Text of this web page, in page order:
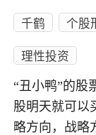
千鹤 个股
理性投资
“丑小鸭”的股
股明天就可以
略方向，战略